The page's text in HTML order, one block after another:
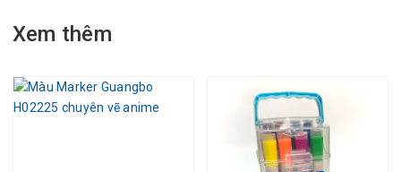
Xem thêm